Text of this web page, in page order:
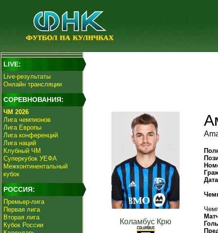
LIVE:
Live-результаты
Онлайн трансляции
СОРЕВНОВАНИЯ:
ЧМ 2026
Лига чемпионов
Лига Европы
Лига конференций
Лига наций
Клубный ЧМ
Суперкубок УЕФА
Межконтинентальный
кубок
РОССИЯ:
Премьер-лига
Первая лига
Вторая лига
Кубок России
Коламбус Крю